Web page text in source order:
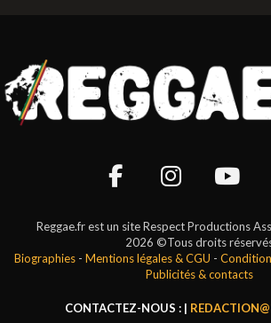
Reggae.fr est un site Respect Productions
2026 ©Tous droits
Biographies- Mentions légales & CGU -
Publicités & contacts
CONTACTEZ-NOUS : |